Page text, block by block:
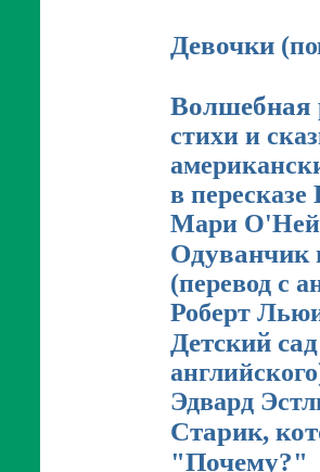
Девочки
Волшебная
стихи и
в
Мари
Одуванчик
(перевод с
Роберт
Детский
Эдвард
Старик,
"Почему?"